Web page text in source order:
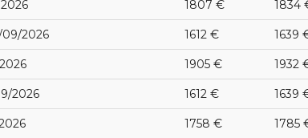
1807 € 1834
2026 1612 € 1639
1905 € 1932
2026 1612 € 1639
1758 € 1785